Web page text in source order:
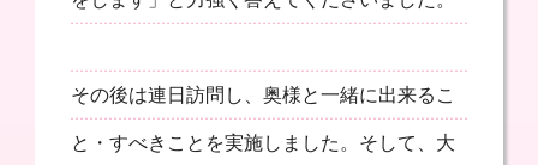
その後は連日訪問し、奥様と一緒に出来るこ
と・すべきことを実施しました。そして、大